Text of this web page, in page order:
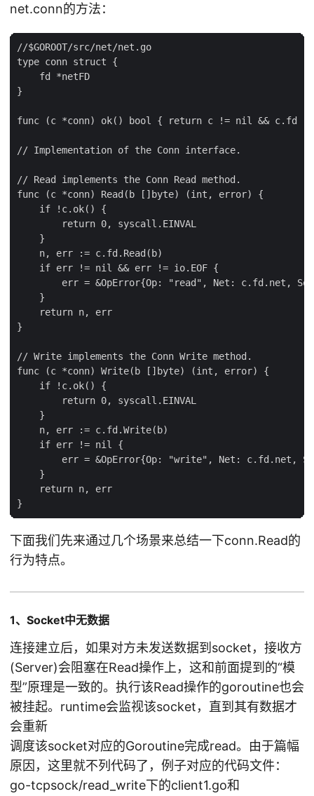
net.conn的方法：
//$GOROOT/src/net/net.go
type conn struct {
    fd *netFD
}
func (c *conn) ok() bool { return c != nil && c.fd
// Implementation of the Conn interface.
// Read implements the Conn Read method.
func (c *conn) Read(b []byte) (int, error) {
    if !c.ok() {
        return 0, syscall.EINVAL
    }
    n, err := c.fd.Read(b)
    if err != nil && err != io.EOF {
err = &OpError{Op: "read", Net: c.fd.net,
    }
    return n, err
}
// Write implements the Conn Write method.
func (c *conn) Write(b []byte) (int, error) {
    if !c.ok() {
        return 0, syscall.EINVAL
    }
    n, err := c.fd.Write(b)
    if err != nil {
err = &OpError{Op: "write", Net: c.fd.net,
    }
    return n, err
下面我们先来通过几个场景来总结一下conn.Read的
行为特点。
1、Socket中无数据
连接建立后，如果对方未发送数据到socket，接收方
(Server)会阻塞在Read操作上，这和前面提到的“模
型”原理是一致的。执行该Read操作的goroutine也会
被挂起。runtime会监视该socket，直到其有数据才
会重新
调度该socket对应的Goroutine完成read。由于篇幅
原因，这里就不列代码了，例子对应的代码文件：
go-tcpsock/read_write下的client1.go和